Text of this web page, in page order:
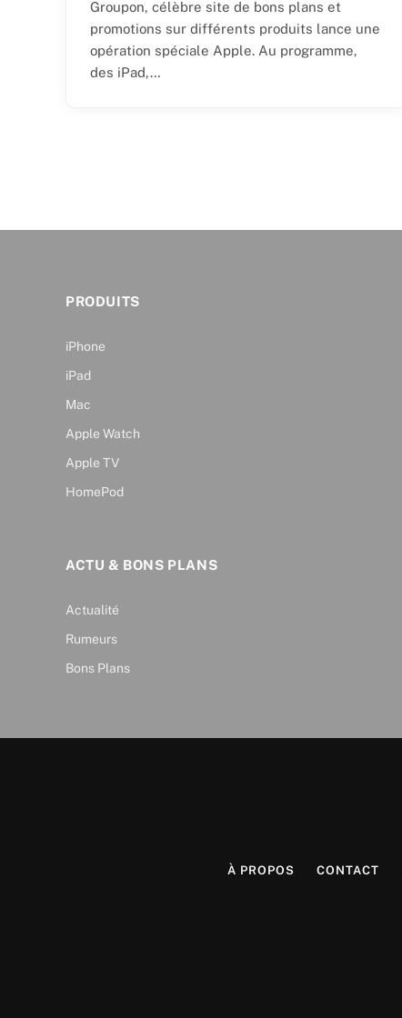
Groupon, célèbre site de bons plans et
promotions sur différents produits lance une
opération spéciale Apple. Au programme,
des iPad,…
PRODUITS
iPhone
iPad
Mac
Apple Watch
Apple TV
HomePod
ACTU & BONS PLANS
Actualité
Rumeurs
Bons Plans
À PROPOS CONTACT